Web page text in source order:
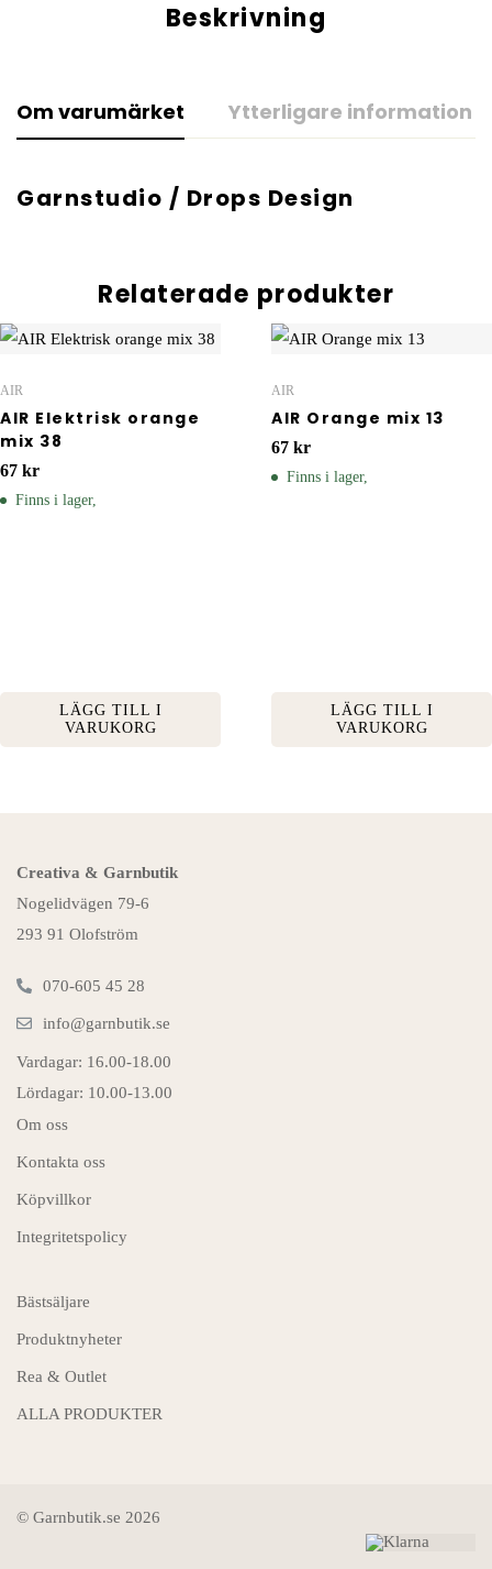
Beskrivning
Om varumärket Ytterligare information
Garnstudio / Drops Design
Relaterade produkter
AIR
AIR Elektrisk orange
mix 38
67 kr
Finns i lager,
LÄGG TILL I
VARUKORG
AIR
AIR Orange mix 13
67 kr
Finns i lager,
LÄGG TILL I
VARUKORG
Creativa & Garnbutik
Nogelidvägen 79-6
293 91 Olofström
070-605 45 28
info@garnbutik.se
Vardagar: 16.00-18.00
Lördagar: 10.00-13.00
Om oss
Kontakta oss
Köpvillkor
Integritetspolicy
Bästsäljare
Produktnyheter
Rea & Outlet
ALLA PRODUKTER
© Garnbutik.se 2026